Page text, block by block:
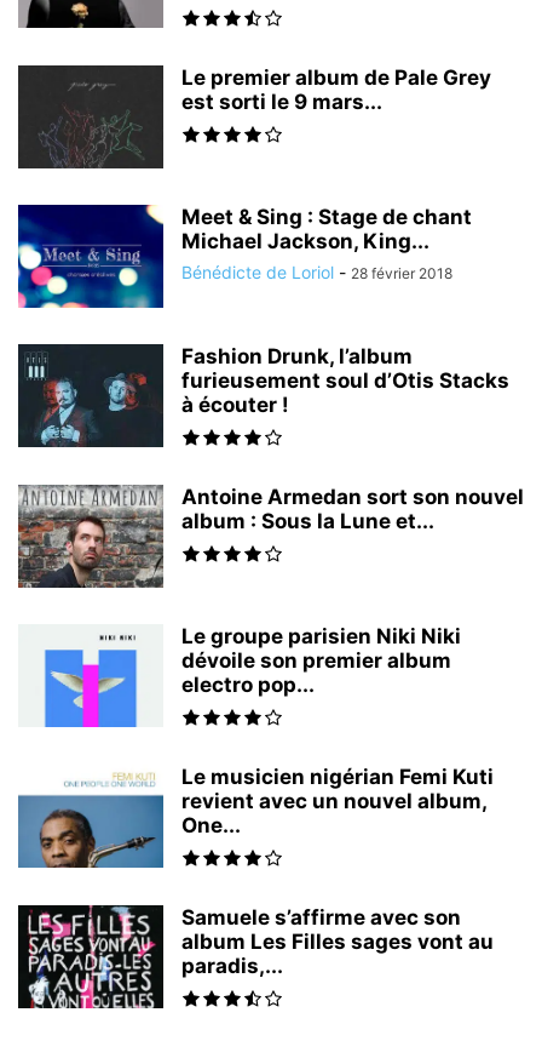
Le premier album de Pale Grey
est sorti le 9 mars...
Meet & Sing : Stage de chant
Michael Jackson, King...
Bénédicte de Loriol - 28 février 2018
Fashion Drunk, l’album
furieusement soul d’Otis Stacks
à écouter !
Antoine Armedan sort son nouvel
album : Sous la Lune et...
Le groupe parisien Niki Niki
dévoile son premier album
electro pop...
Le musicien nigérian Femi Kuti
revient avec un nouvel album,
One...
Samuele s’affirme avec son
album Les Filles sages vont au
paradis,...